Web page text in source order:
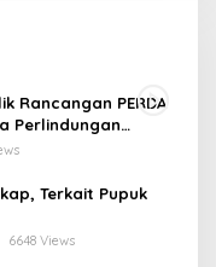
Rancangan PERDA
Perlindungan
Terkait Pupuk
6648 Views